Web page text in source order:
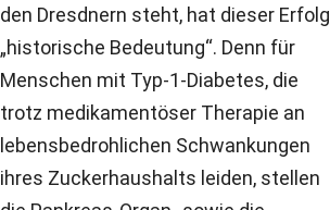
den Dresdnern steht, hat dieser Erfolg
„historische Bedeutung“. Denn für
Menschen mit Typ-1-Diabetes, die
trotz medikamentöser Therapie an
lebensbedrohlichen Schwankungen
ihres Zuckerhaushalts leiden, stellen